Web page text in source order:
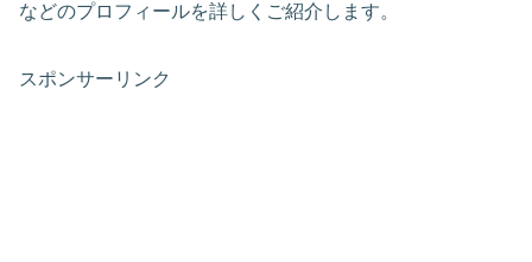
などのプロフィールを詳しくご紹介します。
スポンサーリンク